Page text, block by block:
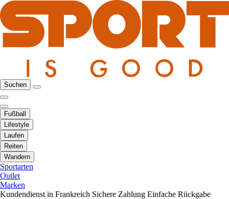
Suchen
Fußball
Lifestyle
Laufen
Reiten
Wandern
Sportarten
Outlet
Marken
Kundendienst in Frankreich Sichere Zahlung Einfache Rückgabe